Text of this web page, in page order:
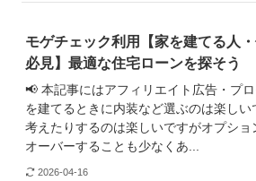
モゲチェック利用【家を建てる人
必見】最適な住宅ローンを探そう
📢 本記事にはアフィリエイト広告・プ
を建てるときに内装など選ぶのは楽し
考えたりするのは楽しいですがオプシ
オーバーすることも少なくあ...
2026-04-16